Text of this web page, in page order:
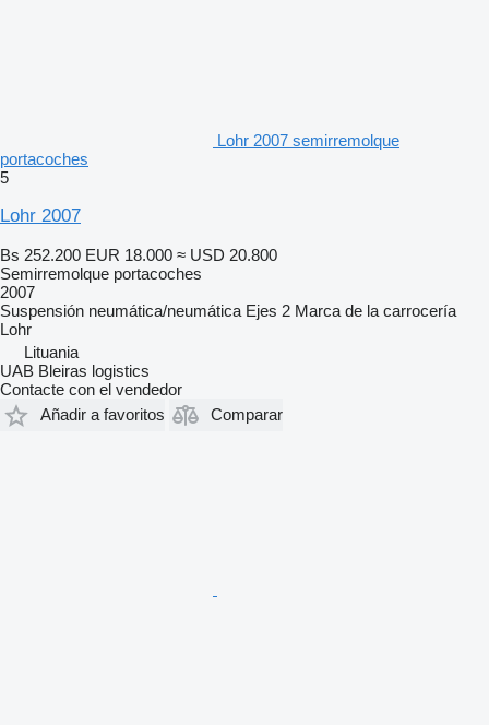
Lohr 2007 semirremolque
portacoches
5
Lohr 2007
Bs 252.200 EUR 18.000 ≈ USD 20.800
Semirremolque portacoches
2007
Suspensión neumática/neumática Ejes 2 Marca de la carrocería
Lohr
Lituania
UAB Bleiras logistics
Contacte con el vendedor
Añadir a favoritos
Comparar